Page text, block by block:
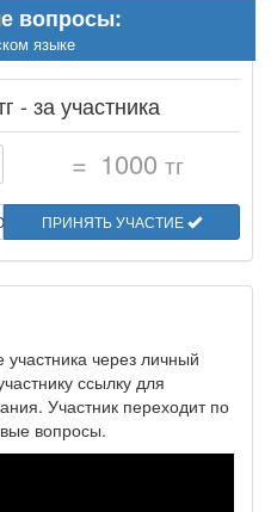
вопросы:
языке
- за участника
= 1000 тг
ПРИНЯТЬ УЧАСТИЕ
через личный
ссылку для
Участник переходит по
вопросы.